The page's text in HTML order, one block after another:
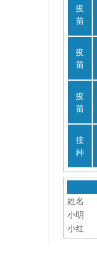
疫
苗
疫
苗
疫
苗
接
种
姓名
小明
小红